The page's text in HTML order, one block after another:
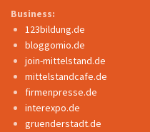
Business:
123bildung.de
bloggomio.de
join-mittelstand.de
mittelstandcafe.de
firmenpresse.de
interexpo.de
gruenderstadt.de